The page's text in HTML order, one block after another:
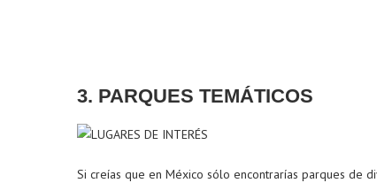
3. PARQUES TEMÁTICOS
Si creías que en México sólo encontrarías parques de